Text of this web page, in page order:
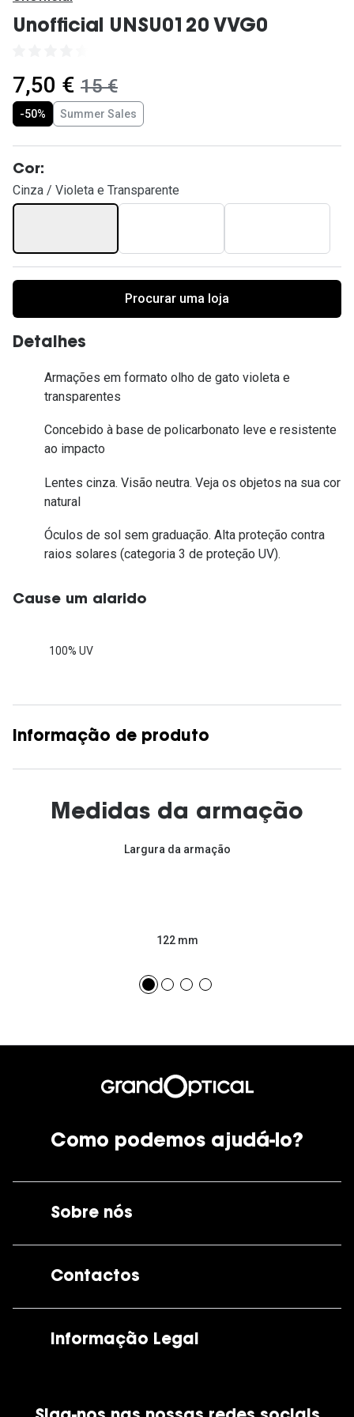
Unofficial UNSU0120 VVG0
agora:
7,50 € era:
15 €
-50% Summer Sales
Cor:
Cinza / Violeta e Transparente
Procurar uma loja
Detalhes
Armações em formato olho de gato violeta e
transparentes
Concebido à base de policarbonato leve e resistente
ao impacto
Lentes cinza. Visão neutra. Veja os objetos na sua cor
natural
Óculos de sol sem graduação. Alta proteção contra
raios solares (categoria 3 de proteção UV).
Cause um alarido
100% UV
Informação de produto
Medidas da armação
Largura da armação
122 mm
Como podemos ajudá-lo?
Sobre nós
Contactos
Informação Legal